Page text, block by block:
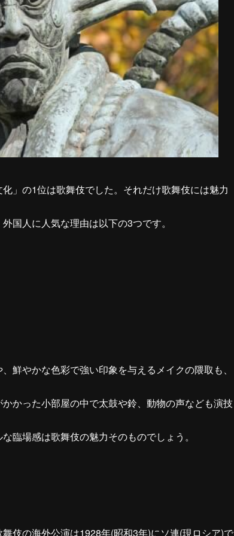
」の1位は歌舞伎でした。それだけ歌舞伎には魅力
国人に人気な理由は以下の3つです。
鮮やかな色彩で強い印象を与えるメイクの隈取も、
かった小部屋の中で太鼓や鈴、動物の声なども演技
臨場感は歌舞伎の魅力そのものでしょう。
伎の海外公演は1928年(昭和3年)にソ連(現ロシア)で